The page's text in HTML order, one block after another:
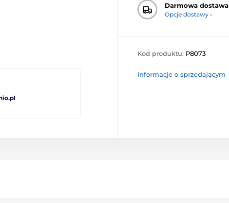
Darmowa dostawa
Opcje dostawy ›
Kod produktu: P8073
Informacje o sprzedającym